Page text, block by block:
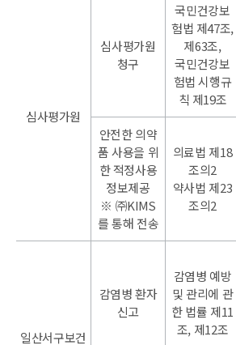
심사평가원
심사평가원
청구
국민건강보
험법 제47조,
제63조,
국민건강보
험법 시행규
칙 제19조
안전한 의약
품 사용을 위
한 적정사용
정보제공
※ ㈜KIMS
를 통해 전송
의료법 제18
조의2
약사법 제23
조의2
일산서구보건
감염병 환자
신고
감염병 예방
및 관리에 관
한 법률 제11
조, 제12조